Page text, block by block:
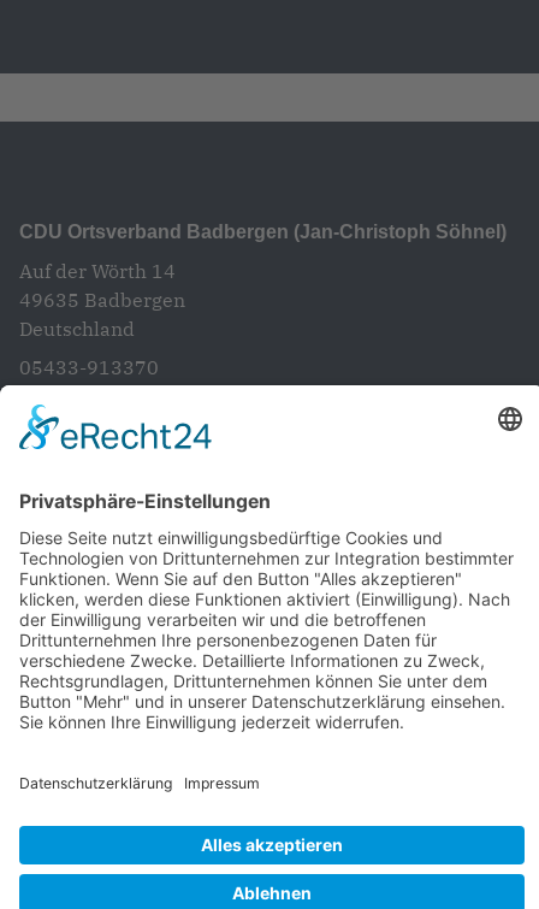
CDU Ortsverband Badbergen (Jan-Christoph Söhnel)
Auf der Wörth 14
49635 Badbergen
Deutschland
05433-913370
CDU in Niedersachsen
Startseite
Aktuelles
Vorstand
Unsere Ziele und Anliegen
Artländer Rundblick
Gemeinde- und Samtgemeinderat
Ratsinformations System
Impressum